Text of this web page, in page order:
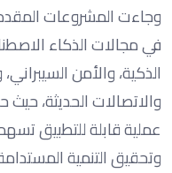
وجاءت المشروعات
في مجالات الذكاء
الذكية، والأمن
والاتصالات الحديثة،
عملية قابلة للتطبيق
وتحقيق التنمية